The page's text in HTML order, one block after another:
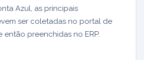
Azul, as principais
ser coletadas no portal de
então preenchidas no ERP.